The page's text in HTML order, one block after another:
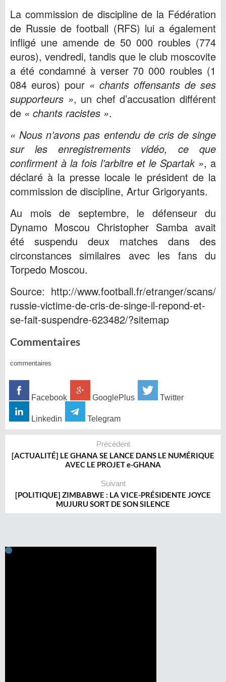
La commission de discipline de la Fédération
de Russie de football (RFS) lui a également
infligé une amende de 50 000 roubles (774
euros), vendredi, tandis que le club moscovite
a été condamné à verser 70 000 roubles (1
084 euros) pour « chants offensants de ses
supporteurs », un chef d’accusation différent
de « chants racistes ».
« Nous n’avons pas entendu de cris de singe
sur les enregistrements vidéo, ce que
confirment à la fois l’arbitre et le Spartak », a
déclaré à la presse locale le président de la
commission de discipline, Artur Grigoryants.
Au mois de septembre, le défenseur du
Dynamo Moscou Christopher Samba avait
été suspendu deux matches dans des
circonstances similaires avec les fans du
Torpedo Moscou.
Source: http://www.football.fr/etranger/scans/
russie-victime-de-cris-de-singe-il-repond-et-
se-fait-suspendre-623482/?sitemap
Commentaires
commentaires
Facebook GooglePlus Twitter
Linkedin Telegram
Précédent
[ACTUALITÉ] LE GHANA SE LANCE DANS LE NUMÉRIQUE
AVEC LE PROJET e-GHANA
Suivant
[POLITIQUE] ZIMBABWE : LA VICE-PRÉSIDENTE JOYCE
MUJURU SORT DE SON SILENCE